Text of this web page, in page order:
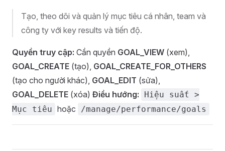
Tạo, theo dõi và quản lý mục tiêu cá nhân, team và
công ty với key results và tiến độ.
Quyền truy cập: Cần quyền GOAL_VIEW (xem),
GOAL_CREATE (tạo), GOAL_CREATE_FOR_OTHERS
(tạo cho người khác), GOAL_EDIT (sửa),
GOAL_DELETE (xóa) Điều hướng:
Hiệu suất >
Mục tiêu hoặc /manage/performance/goals